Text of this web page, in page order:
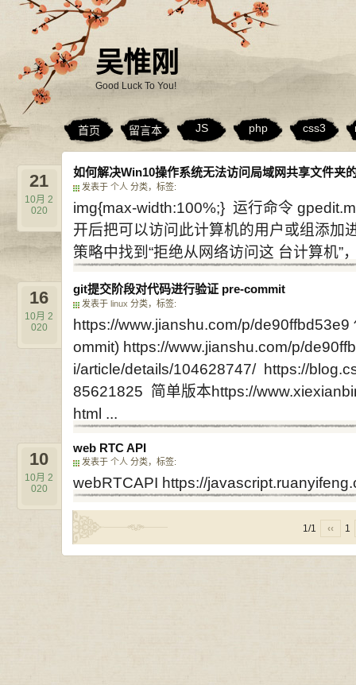
吴惟刚
Good Luck To You!
首页 留言本 JS php css3
如何解决Win10操作系统无法访问局域网共享文件夹
发表于 个人 分类，标签:
21
10月 2
020
img{max-width:100%;} 运行命令
开后把可以访问此计算机的用户或组添加
策略中找到“拒绝从网络访问这 台计算机”
git提交阶段对代码进行验证 pre-commit
发表于 linux 分类，标签:
16
10月 2
020
https://www.jianshu.com/p/
ommit) https://www.jianshu.com/p/
i/article/details/104628747/ https://
85621825 简单版本https://
html ...
web RTC API
发表于 个人 分类，标签:
10
10月 2
020
webRTCAPI https://
1/1 ‹‹ 1